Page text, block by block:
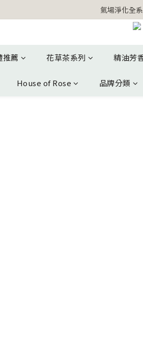
【官網獨家】首次消費 不限金
氣場淨化全
【官網獨家】首次消費 不限金
推薦 花草茶系列 精油芳
House of Rose 品牌分類